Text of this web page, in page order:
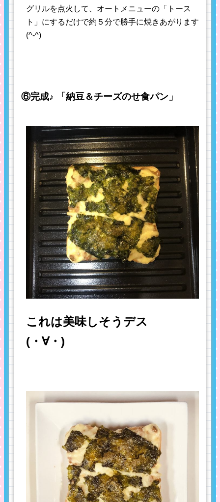
グリルを点火して、オートメニューの「トース
ト」にするだけで約５分で勝手に焼きあがります
(^-^)
⑥完成♪ 「納豆＆チーズのせ食パン」
これは美味しそうデス
(・∀・)